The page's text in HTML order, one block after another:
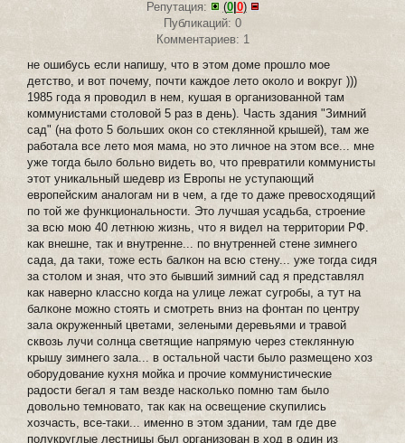
Репутация: (0| 0)
Публикаций: 0
Комментариев: 1
не ошибусь если напишу, что в этом доме прошло мое
детство, и вот почему, почти каждое лето около и вокруг )))
1985 года я проводил в нем, кушая в организованной там
коммунистами столовой 5 раз в день). Часть здания "Зимний
сад" (на фото 5 больших окон со стеклянной крышей), там же
работала все лето моя мама, но это личное на этом все... мне
уже тогда было больно видеть во, что превратили коммунисты
этот уникальный шедевр из Европы не уступающий
европейским аналогам ни в чем, а где то даже превосходящий
по той же функциональности. Это лучшая усадьба, строение
за всю мою 40 летнюю жизнь, что я видел на территории РФ.
как внешне, так и внутренне... по внутренней стене зимнего
сада, да таки, тоже есть балкон на всю стену... уже тогда сидя
за столом и зная, что это бывший зимний сад я представлял
как наверно классно когда на улице лежат сугробы, а тут на
балконе можно стоять и смотреть вниз на фонтан по центру
зала окруженный цветами, зелеными деревьями и травой
сквозь лучи солнца светящие напрямую через стеклянную
крышу зимнего зала... в остальной части было размещено хоз
оборудование кухня мойка и прочие коммунистические
радости бегал я там везде насколько помню там было
довольно темновато, так как на освещение скупились
хозчасть, все-таки... именно в этом здании, там где две
полукруглые лестницы был организован в ход в один из